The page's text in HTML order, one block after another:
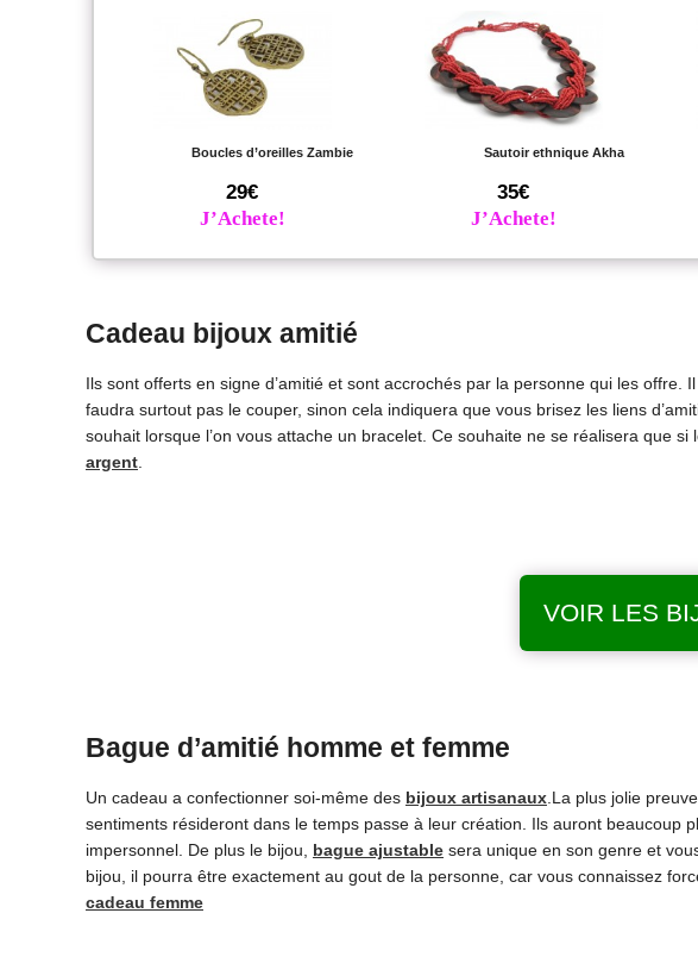
Boucles d’oreilles Zambie
29€
J’Achete!
Sautoir ethnique Akha
35€
J’Achete!
Cadeau bijoux amitié
Ils sont offerts en signe d’amitié et sont accrochés par la personne qui les
faudra surtout pas le couper, sinon cela indiquera que vous brisez les liens
souhait lorsque l’on vous attache un bracelet. Ce souhaite ne se réalisera que
argent
VOIR LES
Bague d’amitié homme et femme
Un cadeau a confectionner soi-même des bijoux artisanaux .La plus jolie
sentiments résideront dans le temps passe à leur création. Ils auront beaucoup
impersonnel. De plus le bijou, bague ajustable sera unique en son genre et
bijou, il pourra être exactement au gout de la personne, car vous connaissez
cadeau femme